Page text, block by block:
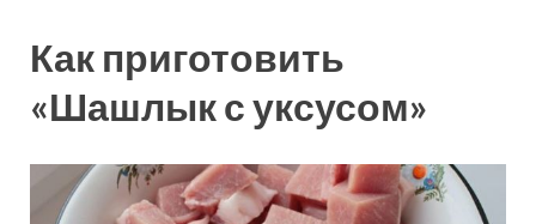
Как приготовить
«Шашлык с уксусом»